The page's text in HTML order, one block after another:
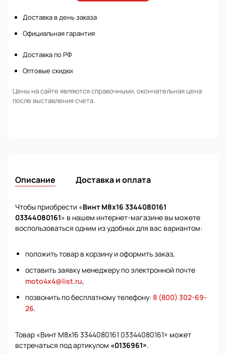
Доставка в день заказа
Официальная гарантия
Доставка по РФ
Оптовые скидки
Цены на сайте являются справочными, окончательная цена
после выставления счета.
Описание Доставка и оплата
Чтобы приобрести «Винт М8х16 3344080161
03344080161» в нашем интернет-магазине вы можете
воспользоваться одним из удобных для вас вариантом:
положить товар в корзину и оформить заказ,
оставить заявку менеджеру по электронной почте
moto4x4@list.ru,
позвонить по бесплатному телефону: 8 (800) 302-69-
26.
Товар «Винт М8х16 3344080161 03344080161» может
встречаться под артикулом «0136961».